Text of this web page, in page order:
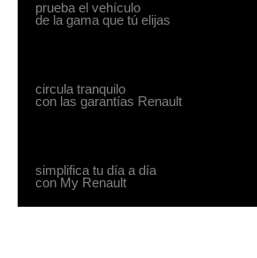
prueba el vehículo
de la gama que tú elijas
circula tranquilo
con las garantías Renault
simplifica tu día a día
con My Renault